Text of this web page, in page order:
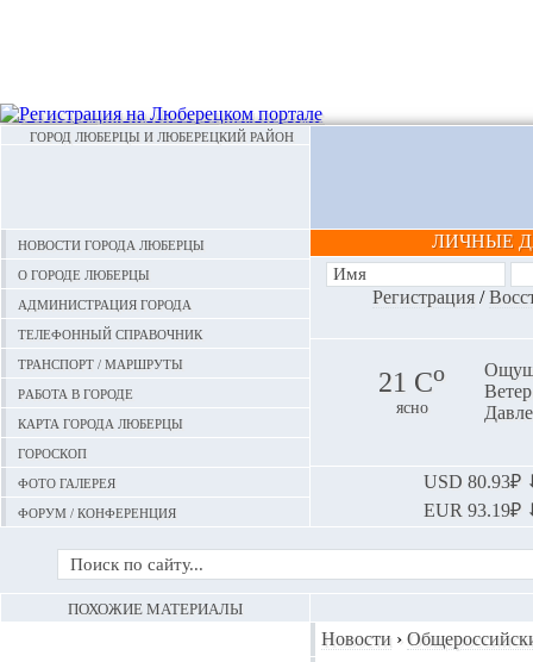
ГОРОД ЛЮБЕРЦЫ И ЛЮБЕРЕЦКИЙ РАЙОН
Новости города Люберцы
О городе Люберцы
Администрация города
Телефонный справочник
Транспорт / маршруты
Работа в городе
Карта города Люберцы
Гороскоп
Фото галерея
Форум / конференция
ЛИЧНЫЕ
Регистрация/
21 Сo
ясно
USD 80.93₽
EUR 93.19₽
Новости ›
ПОХОЖИЕ МАТЕРИАЛЫ